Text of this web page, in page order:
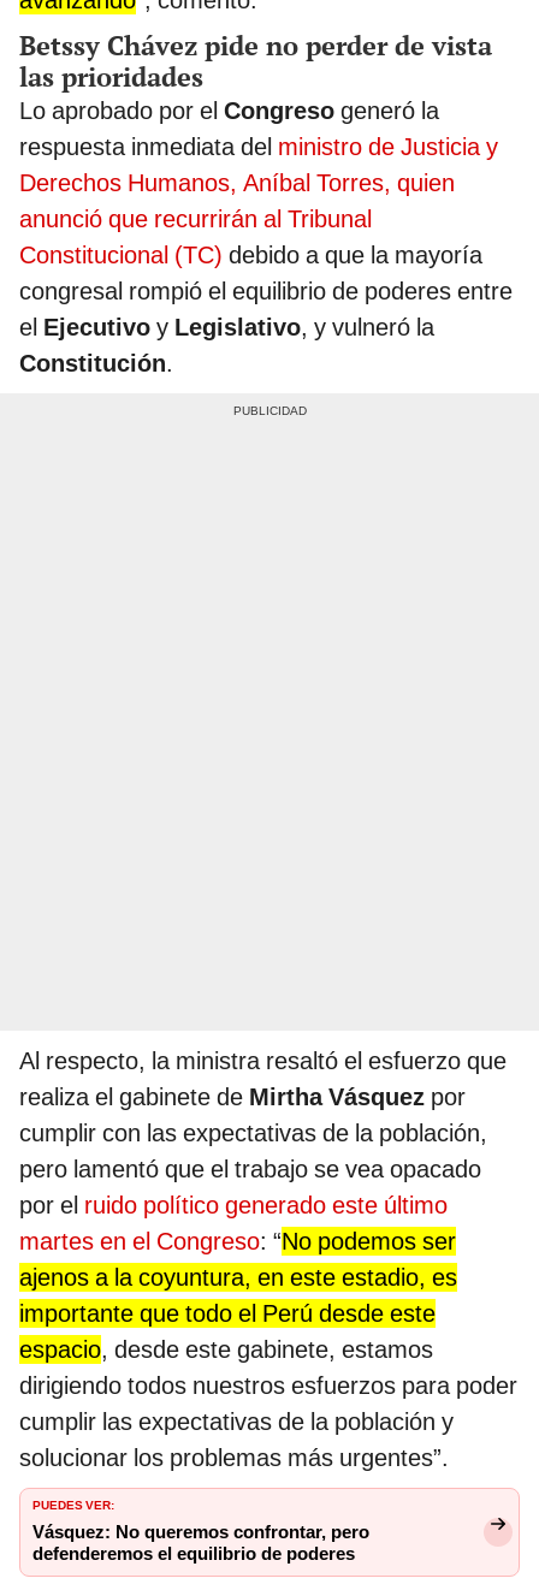
Betssy Chávez pide no perder de vista
las prioridades
Lo aprobado por el Congreso generó la
respuesta inmediata del ministro de Justicia y
Derechos Humanos, Aníbal Torres, quien
anunció que recurrirán al Tribunal
Constitucional (TC) debido a que la mayoría
congresal rompió el equilibrio de poderes entre
el Ejecutivo y Legislativo, y vulneró la
Constitución.
Al respecto, la ministra resaltó el esfuerzo que
realiza el gabinete de Mirtha Vásquez por
cumplir con las expectativas de la población,
pero lamentó que el trabajo se vea opacado
por el ruido político generado este último
martes en el Congreso: “No podemos ser
ajenos a la coyuntura, en este estadio, es
importante que todo el Perú desde este
espacio, desde este gabinete, estamos
dirigiendo todos nuestros esfuerzos para poder
cumplir las expectativas de la población y
solucionar los problemas más urgentes”.
PUEDES VER:
Vásquez: No queremos confrontar, pero
defenderemos el equilibrio de poderes